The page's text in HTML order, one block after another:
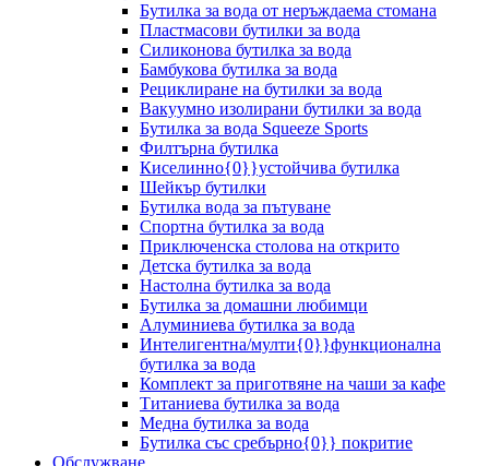
Бутилка за вода от неръждаема стомана
Пластмасови бутилки за вода
Силиконова бутилка за вода
Бамбукова бутилка за вода
Рециклиране на бутилки за вода
Вакуумно изолирани бутилки за вода
Бутилка за вода Squeeze Sports
Филтърна бутилка
Киселинно{0}}устойчива бутилка
Шейкър бутилки
Бутилка вода за пътуване
Спортна бутилка за вода
Приключенска столова на открито
Детска бутилка за вода
Настолна бутилка за вода
Бутилка за домашни любимци
Алуминиева бутилка за вода
Интелигентна/мулти{0}}функционална
бутилка за вода
Комплект за приготвяне на чаши за кафе
Титаниева бутилка за вода
Медна бутилка за вода
Бутилка със сребърно{0}} покритие
Обслужване